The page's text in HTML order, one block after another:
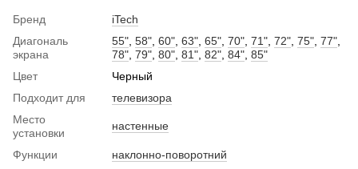
Бренд
iTech
Диагональ
экрана
55" 58" 60" 63" 65" 70" 71" 72" 75" 77"
78" 79" 80" 81" 82" 84" 85"
Цвет
Черный
Подходит для
телевизора
Место
установки
настенные
Функции
наклонно-поворотний